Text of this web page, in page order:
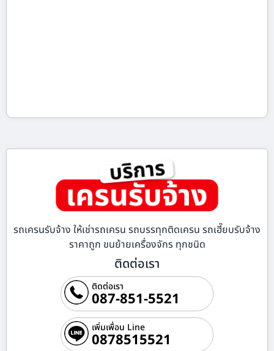
รถเครนรับจ้าง ให้เช่ารถเครน รถบรรทุกติดเครน รถเฮี๊ยบรับจ้าง
ราคาถูก ขนย้ายเครื่องจักร ทุกชนิด
ติดต่อเรา
ติดต่อเรา
087-851-5521
เพิ่มเพื่อน Line
0878515521